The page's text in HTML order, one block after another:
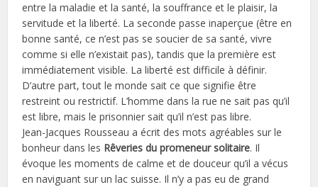
entre la maladie et la santé, la souffrance et le plaisir, la
servitude et la liberté. La seconde passe inaperçue (être en
bonne santé, ce n’est pas se soucier de sa santé, vivre
comme si elle n’existait pas), tandis que la première est
immédiatement visible. La liberté est difficile à définir.
D’autre part, tout le monde sait ce que signifie être
restreint ou restrictif. L’homme dans la rue ne sait pas qu’il
est libre, mais le prisonnier sait qu’il n’est pas libre.
Jean-Jacques Rousseau a écrit des mots agréables sur le
bonheur dans les Rêveries du promeneur solitaire. Il
évoque les moments de calme et de douceur qu’il a vécus
en naviguant sur un lac suisse. Il n’y a pas eu de grand